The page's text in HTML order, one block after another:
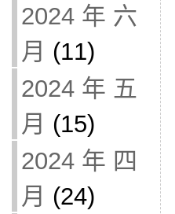
2024 年 六
月 (11)
2024 年 五
月 (15)
2024 年 四
月 (24)